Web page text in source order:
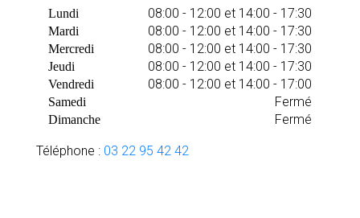
Lundi 08:00 - 12:00 et 14:00 - 17:30
Mardi 08:00 - 12:00 et 14:00 - 17:30
Mercredi 08:00 - 12:00 et 14:00 - 17:30
Jeudi 08:00 - 12:00 et 14:00 - 17:30
Vendredi 08:00 - 12:00 et 14:00 - 17:00
Samedi Fermé
Dimanche Fermé
Téléphone : 03 22 95 42 42